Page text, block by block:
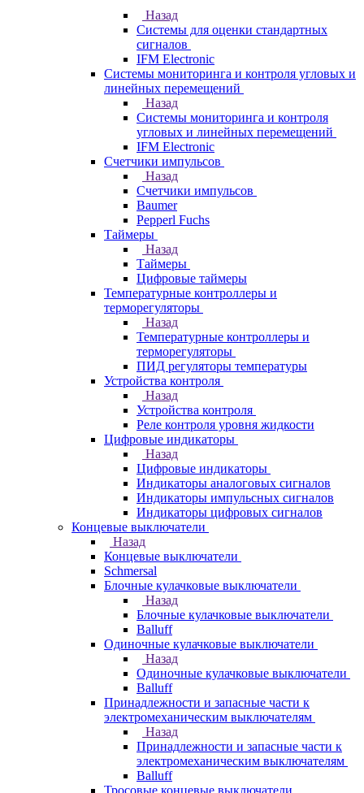
Назад
Системы для оценки стандартных
сигналов
IFM Electronic
Системы мониторинга и контроля угловых и
линейных перемещений
Назад
Системы мониторинга и контроля
угловых и линейных перемещений
IFM Electronic
Счетчики импульсов
Назад
Счетчики импульсов
Baumer
Pepperl Fuchs
Таймеры
Назад
Таймеры
Цифровые таймеры
Температурные контроллеры и
терморегуляторы
Назад
Температурные контроллеры и
терморегуляторы
ПИД регуляторы температуры
Устройства контроля
Назад
Устройства контроля
Реле контроля уровня жидкости
Цифровые индикаторы
Назад
Цифровые индикаторы
Индикаторы аналоговых сигналов
Индикаторы импульсных сигналов
Индикаторы цифровых сигналов
Концевые выключатели
Назад
Концевые выключатели
Schmersal
Блочные кулачковые выключатели
Назад
Блочные кулачковые выключатели
Balluff
Одиночные кулачковые выключатели
Назад
Одиночные кулачковые выключатели
Balluff
Принадлежности и запасные части к
электромеханическим выключателям
Назад
Принадлежности и запасные части к
электромеханическим выключателям
Balluff